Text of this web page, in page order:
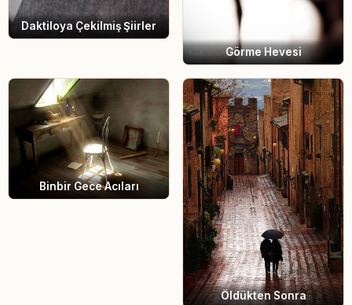
Daktiloya Çekilmiş Şiirler
Görme Hevesi
Binbir Gece Acıları
Öldükten Sonra